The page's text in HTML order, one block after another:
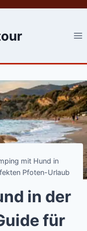
mit Hund in
Pfoten-Urlaub
in der
für